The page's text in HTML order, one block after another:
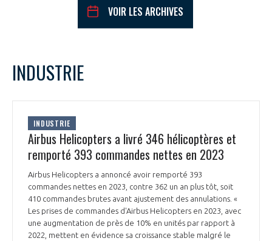
COMMUNIQUÉS DE PRESSE
PRÉSENTATION
NOTRE VISION
NOS MISSIONS
NOTRE HISTOIRE
ORGANISATION
LE CONSEIL DU GIFAS
L’ÉQUIPE DU GIFAS
FONCTIONNEMENT
GEADS
ACCOMPAGNEMENT DE NOS ADHÉRENTS
VOIR LES ARCHIVES
L
1 2 3 4 5 6
7
18
22
24 27
INDUSTRIE
INDUSTRIE
Airbus Helicopters a livré 346 hélicoptères et
remporté 393 commandes nettes en 2023
Airbus Helicopters a annoncé avoir remporté 393
commandes nettes en 2023, contre 362 un an plus tôt, soit
410 commandes brutes avant ajustement des annulations. «
Les prises de commandes d'Airbus Helicopters en 2023, avec
une augmentation de près de 10% en unités par rapport à
2022, mettent en évidence sa croissance stable malgré le
PAS ENCORE ADHÉRENT ?
Rejoignez une filière d’excellence et développez